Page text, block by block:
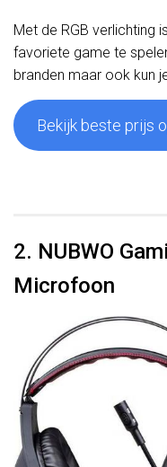
Met de RGB verlichting
favoriete game te
branden maar ook kun
Bekijk beste prijs
2. NUBWO
Microfoon